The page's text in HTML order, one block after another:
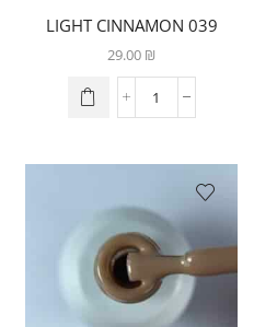
039 LIGHT CINNAMON
29.00 ₪